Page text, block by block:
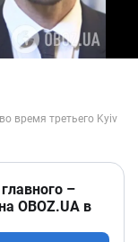
–
OBOZ.UA в